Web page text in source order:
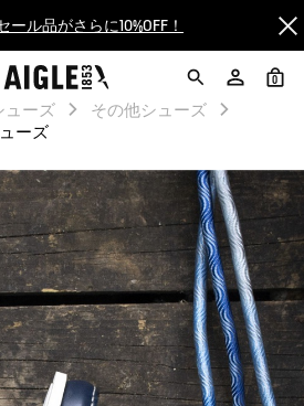
FINAL SALEがスタート！
登録で送料＆返品無料
トサービス終了のお知らせ
ール品がさらに10%OFF！
FINAL SALEがスタート！
登録で送料＆返品無料
ントサービス終了のお知らせ
0
ューズ
その他シューズ
ーズ